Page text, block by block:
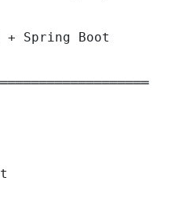
+ Spring Boot